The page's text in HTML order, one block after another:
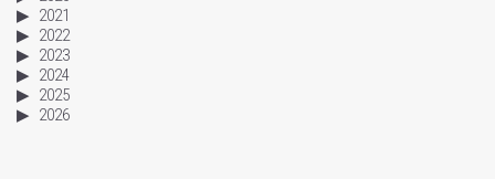
2021
2022
2023
2024
2025
2026